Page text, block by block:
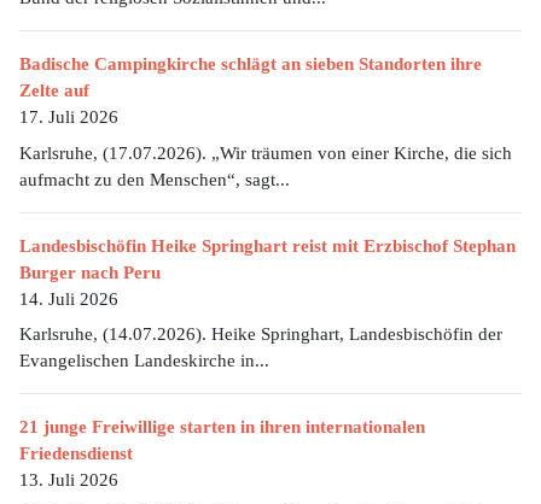
Badische Campingkirche schlägt an sieben Standorten ihre
Zelte auf
17. Juli 2026
Karlsruhe, (17.07.2026). „Wir träumen von einer Kirche, die sich
aufmacht zu den Menschen“, sagt...
Landesbischöfin Heike Springhart reist mit Erzbischof Stephan
Burger nach Peru
14. Juli 2026
Karlsruhe, (14.07.2026). Heike Springhart, Landesbischöfin der
Evangelischen Landeskirche in...
21 junge Freiwillige starten in ihren internationalen
Friedensdienst
13. Juli 2026